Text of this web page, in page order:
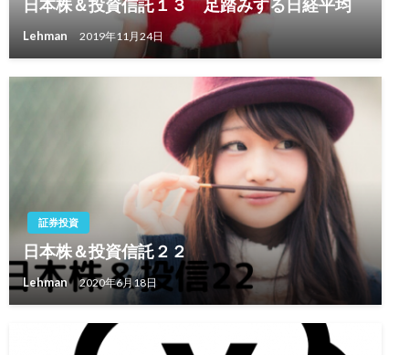
日本株＆投資信託１３ 足踏みする日経平均
Lehman 2019年11月24日
証券投資
日本株＆投資信託２２
Lehman 2020年6月18日